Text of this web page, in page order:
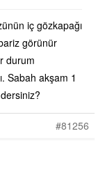
iç gözkapağı
görünür
durum
Sabah akşam 1
#81256